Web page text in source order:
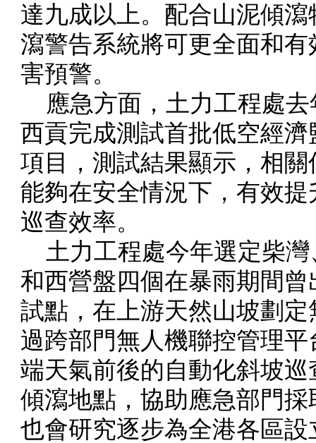
達九成以上。配合山泥傾
瀉警告系統將可更全面和
害預警。
應急方面，土力工程處去
西貢完成測試首批低空經
項目，測試結果顯示，相
能夠在安全情況下，有效
巡查效率。
土力工程處今年選定柴灣
和西營盤四個在暴雨期間
試點，在上游天然山坡劃
過跨部門無人機聯控管理
端天氣前後的自動化斜坡
傾瀉地點，協助應急部門
也會研究逐步為全港各區